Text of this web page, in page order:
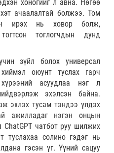
хоногийг л авна. Нөгөө
ачаалалтай болжээ. Том
ирэх нь ховор болж,
тоглогчдын дунд
зүйл болох универсал
оюунт туслах гарч
асуудлаа нэг л
эхэлсэн байна.
эхлэх тусам тэндээ үлдэх
ажилладаг нэгэн онцын
ChatGPT чатбот руу шилжих
солино гэдэг нь
гэсэн үг. Үүний сацуу